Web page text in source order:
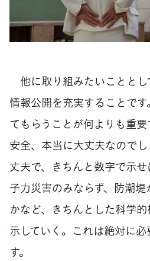
他に取り組みたいこととし
情報公開を充実することで
てもらうことが何よりも重
安全、本当に大丈夫なので
丈夫で、きちんと数字で示
子力災害のみならず、防潮
かなど、きちんとした科学
示していく。これは絶対に
す。